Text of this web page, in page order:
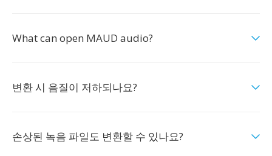
What can open MAUD audio?
변환 시 음질이 저하되나요?
손상된 녹음 파일도 변환할 수 있나요?